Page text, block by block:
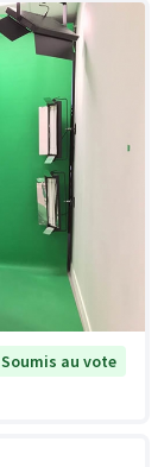
Soumis au vote